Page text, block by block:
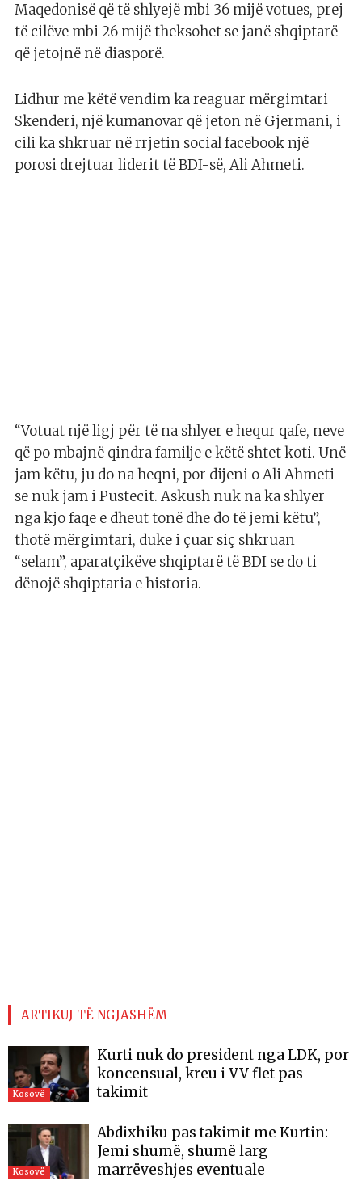
Maqedonisë që të shlyejë mbi 36 mijë votues, prej
të cilëve mbi 26 mijë theksohet se janë shqiptarë
që jetojnë në diasporë.
Lidhur me këtë vendim ka reaguar mërgimtari
Skenderi, një kumanovar që jeton në Gjermani, i
cili ka shkruar në rrjetin social facebook një
porosi drejtuar liderit të BDI-së, Ali Ahmeti.
“Votuat një ligj për të na shlyer e hequr qafe, neve
që po mbajnë qindra familje e këtë shtet koti. Unë
jam këtu, ju do na heqni, por dijeni o Ali Ahmeti
se nuk jam i Pustecit. Askush nuk na ka shlyer
nga kjo faqe e dheut tonë dhe do të jemi këtu”,
thotë mërgimtari, duke i çuar siç shkruan
“selam”, aparatçikëve shqiptarë të BDI se do ti
dënojë shqiptaria e historia.
ARTIKUJ TË NGJASHËM
Kosovë
Kurti nuk do president nga LDK, por
koncensual, kreu i VV flet pas
takimit
Kosovë
Abdixhiku pas takimit me Kurtin:
Jemi shumë, shumë larg
marrëveshjes eventuale